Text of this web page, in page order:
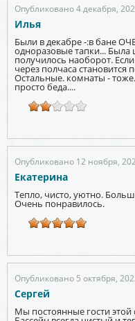
Опубликовано 4 декабря,
Илья
Были в декабре -:в бане
одноразовые тапки... Была
получилось наоборот.
через полчаса становится
Остальные. комнаты -
просто беда....
Опубликовано 12 ноября,
Екатерина
Тепло, чисто, уютно.
Очень понравилось.
Опубликовано 5 октября,
Сергей
Мы постоянные гости этой